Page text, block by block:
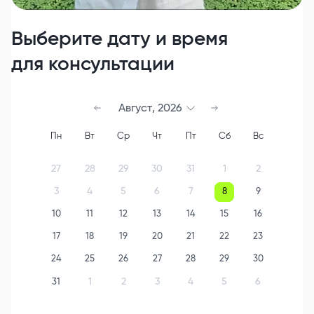
Выберите дату и время
для консультации
Август, 2026
Пн Вт Ср Чт Пт Сб Вс
27 28 29 30 31 1 2
3 4 5 6 7 8 9
10 12 13 14 15 16
17 18 19 20 21 22 23
24 25 26 27 28 29 30
31 1 2 3 4 5 6